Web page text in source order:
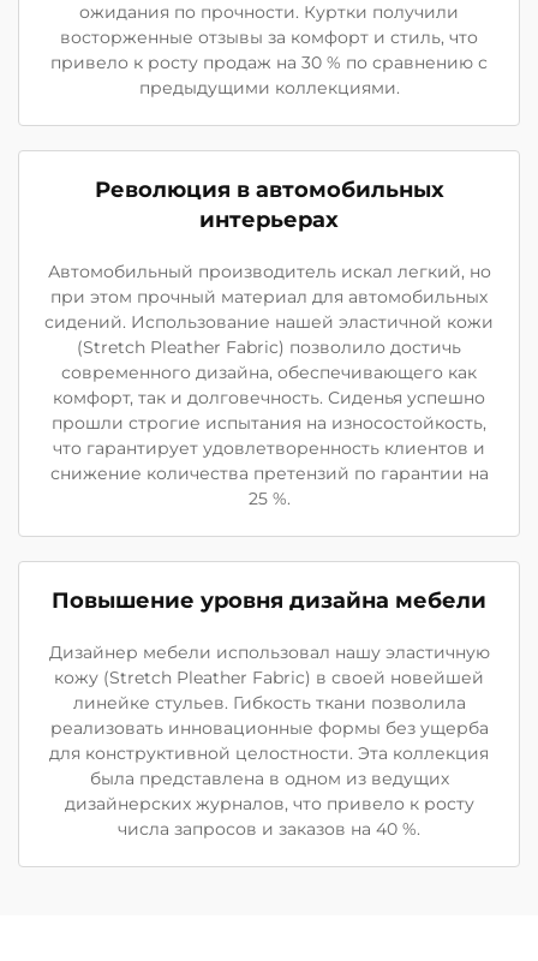
ожидания по прочности. Куртки получили
восторженные отзывы за комфорт и стиль, что
привело к росту продаж на 30 % по сравнению с
предыдущими коллекциями.
Революция в автомобильных
интерьерах
Автомобильный производитель искал легкий, но
при этом прочный материал для автомобильных
сидений. Использование нашей эластичной кожи
(Stretch Pleather Fabric) позволило достичь
современного дизайна, обеспечивающего как
комфорт, так и долговечность. Сиденья успешно
прошли строгие испытания на износостойкость,
что гарантирует удовлетворенность клиентов и
снижение количества претензий по гарантии на
25 %.
Повышение уровня дизайна мебели
Дизайнер мебели использовал нашу эластичную
кожу (Stretch Pleather Fabric) в своей новейшей
линейке стульев. Гибкость ткани позволила
реализовать инновационные формы без ущерба
для конструктивной целостности. Эта коллекция
была представлена в одном из ведущих
дизайнерских журналов, что привело к росту
числа запросов и заказов на 40 %.